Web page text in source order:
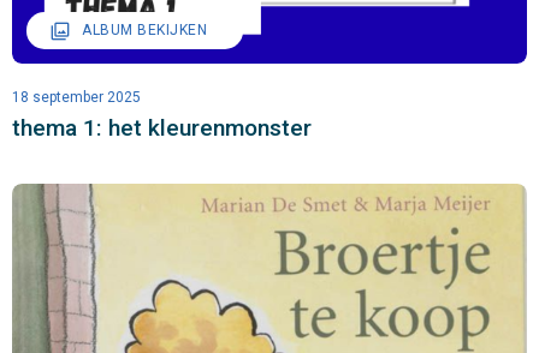
filter ALBUM BEKIJKEN
18 september 2025
thema 1: het kleurenmonster